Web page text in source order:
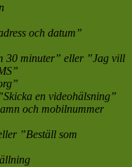
och datum”
30 minuter” eller ”Jag vill
en videohälsning”
och mobilnummer
”Beställ som